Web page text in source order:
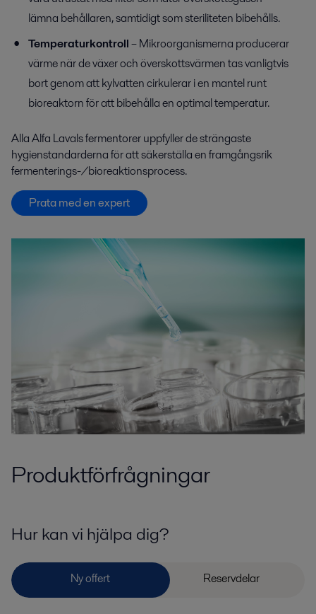
lämna behållaren, samtidigt som steriliteten bibehålls.
Temperaturkontroll– Mikroorganismerna producerar
värme när de växer och överskottsvärmen tas vanligtvis
bort genom att kylvatten cirkulerar i en mantel runt
bioreaktorn för att bibehålla en optimal temperatur.
Alla Alfa Lavals fermentorer uppfyllerde strängaste
hygienstandardernaför att säkerställaen framgångsrik
fermenterings-/bioreaktionsprocess.
Prata med en expert
Produktförfrågningar
Hur kan vi hjälpa dig?